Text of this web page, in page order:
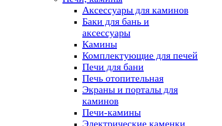
Аксессуары для каминов
Баки для бань и
аксессуары
Камины
Комплектующие для печей
Печи для бани
Печь отопительная
Экраны и порталы для
каминов
Печи-камины
Электрические каменки